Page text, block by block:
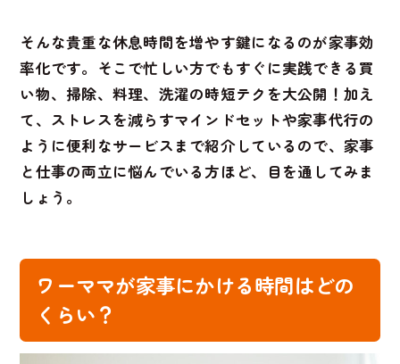
そんな貴重な休息時間を増やす鍵になるのが家事効
率化です。そこで忙しい方でもすぐに実践できる買
い物、掃除、料理、洗濯の時短テクを大公開！加え
て、ストレスを減らすマインドセットや家事代行の
ように便利なサービスまで紹介しているので、家事
と仕事の両立に悩んでいる方ほど、目を通してみま
しょう。
ワーママが家事にかける時間はどの
くらい？